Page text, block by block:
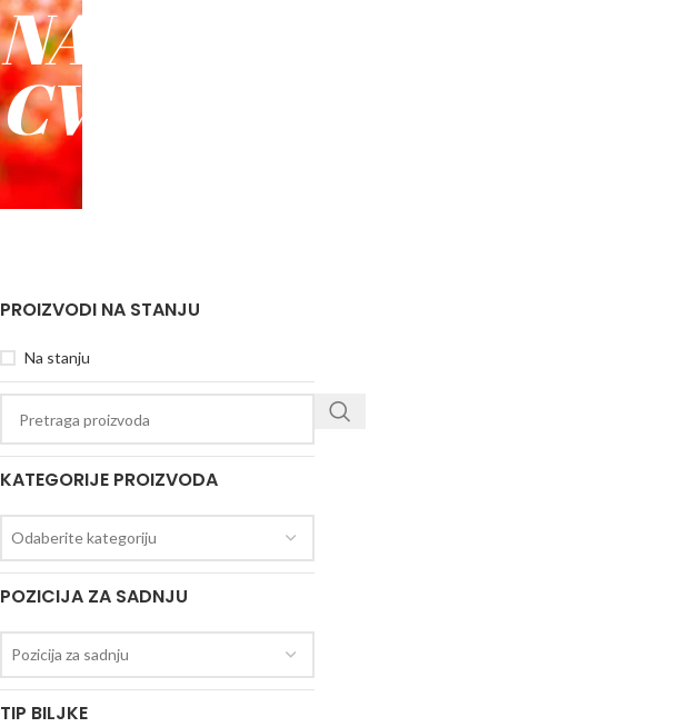
NAŠE
CVEĆE
PROIZVODI NA STANJU
Na stanju
KATEGORIJE PROIZVODA
Odaberite kategoriju
POZICIJA ZA SADNJU
Pozicija za sadnju
TIP BILJKE